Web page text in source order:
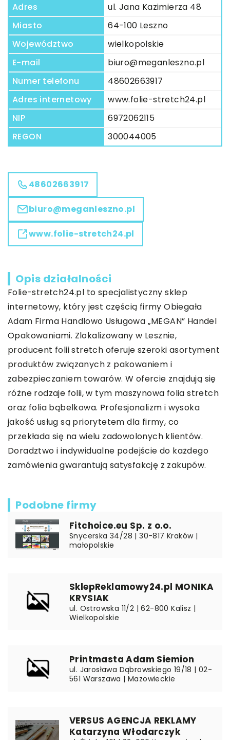
Adres
ul. Jana Kazimierza 48
Miasto
64-100 Leszno
Województwo
wielkopolskie
E-mail
biuro@meganleszno.pl
Numer telefonu
48602663917
Adres internetowy
www.folie-stretch24.pl
NIP
6972062115
REGON
300044005
48602663917
biuro@meganleszno.pl
www.folie-stretch24.pl
Opis działalności
Folie-stretch24.pl to specjalistyczny sklep
internetowy, który jest częścią firmy Obiegała
Adam Firma Handlowo Usługowa „MEGAN” Handel
Opakowaniami. Zlokalizowany w Lesznie,
producent folii stretch oferuje szeroki asortyment
produktów związanych z pakowaniem i
zabezpieczaniem towarów. W ofercie znajdują się
różne rodzaje folii, w tym maszynowa folia stretch
oraz folia bąbelkowa. Profesjonalizm i wysoka
jakość usług są priorytetem dla firmy, co
przekłada się na wielu zadowolonych klientów.
Doradztwo i indywidualne podejście do każdego
zamówienia gwarantują satysfakcję z zakupów.
Podobne firmy
Fitchoice.eu Sp. z o.o.
Snycerska 34/28 | 30-817 Kraków |
małopolskie
SklepReklamowy24.pl MONIKA
KRYSIAK
ul. Ostrowska 11/2 | 62-800 Kalisz |
Wielkopolskie
Printmasta Adam Siemion
ul. Jarosława Dąbrowskiego 19/18 | 02-
561 Warszawa | Mazowieckie
VERSUS AGENCJA REKLAMY
Katarzyna Włodarczyk